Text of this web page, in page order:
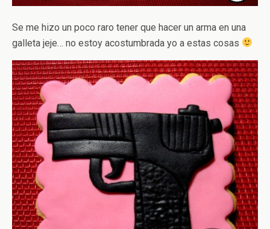
Se me hizo un poco raro tener que hacer un arma en una
galleta jeje… no estoy acostumbrada yo a estas cosas